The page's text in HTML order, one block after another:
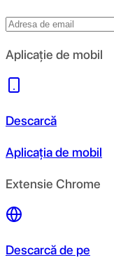
Aplicație de mobil
Descarcă
Aplicația de mobil
Extensie Chrome
Descarcă de pe